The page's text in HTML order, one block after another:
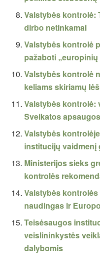
Valstybės kontrolė:
dirbo netinkamai
Valstybės kontrolė
pažaboti
Valstybės kontrolė
keliams skiriamų
Valstybės kontrolė:
Sveikatos
Valstybės
institucijų vaidmenį
Ministerijos sieks
kontrolės
Valstybės
naudingas ir
Teisėsaugos
veislininkystės
dalybomis